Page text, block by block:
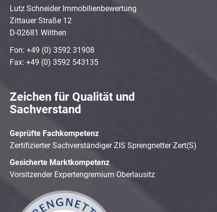
Lutz Schneider Immobilienbewertung
Zittauer Straße 12
D-02681 Wilthen
Fon: +49 (0) 3592 31908
Fax: +49 (0) 3592 543135
Zeichen für Qualität und
Sachverstand
Geprüfte Fachkompetenz
Zertifizierter Sachverständiger ZIS Sprengnetter Zert(S)
Gesicherte Marktkompetenz
Vorsitzender Expertengremium Oberlausitz